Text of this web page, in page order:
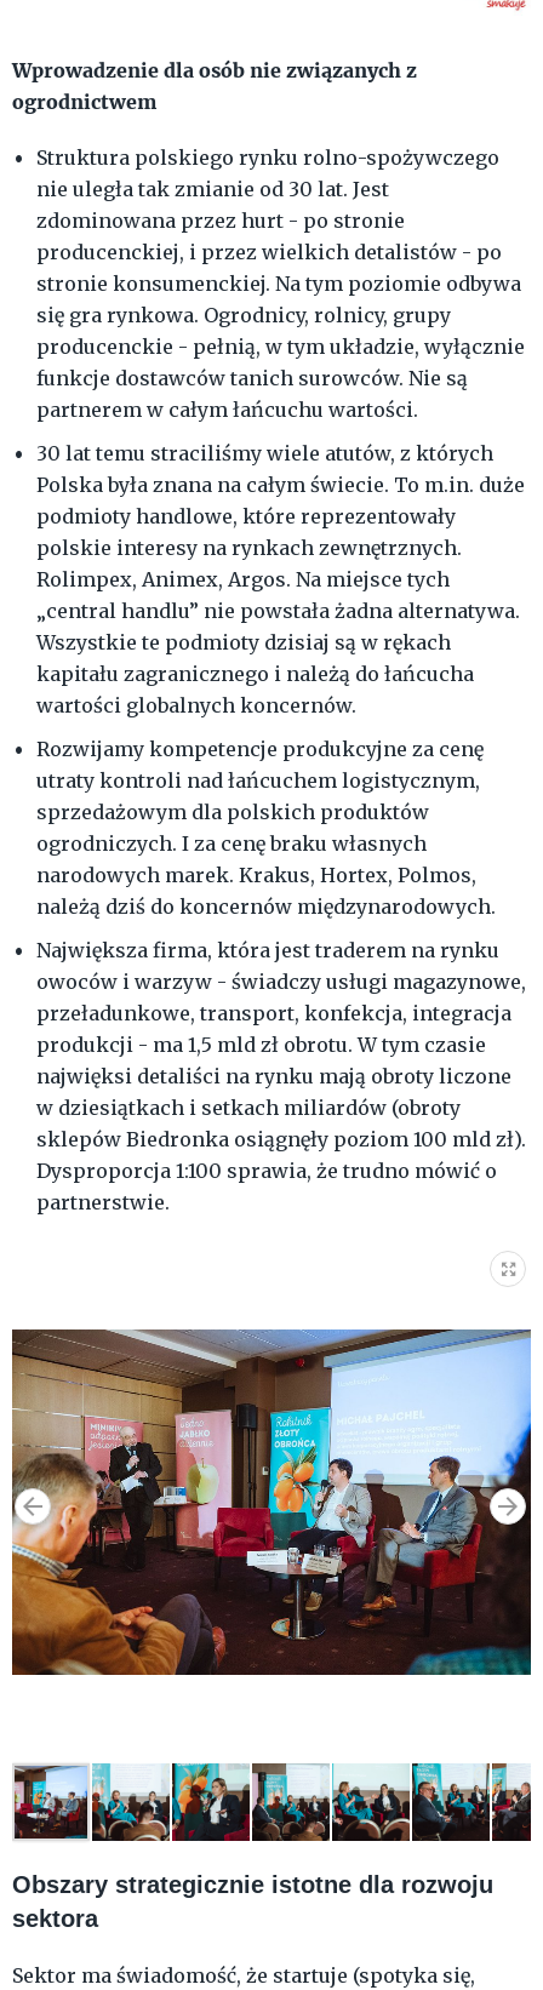
Wprowadzenie dla osób nie związanych z
ogrodnictwem
Struktura polskiego rynku rolno-spożywczego
nie uległa tak zmianie od 30 lat. Jest
zdominowana przez hurt - po stronie
producenckiej, i przez wielkich detalistów - po
stronie konsumenckiej. Na tym poziomie odbywa
się gra rynkowa. Ogrodnicy, rolnicy, grupy
producenckie - pełnią, w tym układzie, wyłącznie
funkcje dostawców tanich surowców. Nie są
partnerem w całym łańcuchu wartości.
30 lat temu straciliśmy wiele atutów, z których
Polska była znana na całym świecie. To m.in. duże
podmioty handlowe, które reprezentowały
polskie interesy na rynkach zewnętrznych.
Rolimpex, Animex, Argos. Na miejsce tych
„central handlu” nie powstała żadna alternatywa.
Wszystkie te podmioty dzisiaj są w rękach
kapitału zagranicznego i należą do łańcucha
wartości globalnych koncernów.
Rozwijamy kompetencje produkcyjne za cenę
utraty kontroli nad łańcuchem logistycznym,
sprzedażowym dla polskich produktów
ogrodniczych. I za cenę braku własnych
narodowych marek. Krakus, Hortex, Polmos,
należą dziś do koncernów międzynarodowych.
Największa firma, która jest traderem na rynku
owoców i warzyw - świadczy usługi magazynowe,
przeładunkowe, transport, konfekcja, integracja
produkcji - ma 1,5 mld zł obrotu. W tym czasie
najwięksi detaliści na rynku mają obroty liczone
w dziesiątkach i setkach miliardów (obroty
sklepów Biedronka osiągnęły poziom 100 mld zł).
Dysproporcja 1:100 sprawia, że trudno mówić o
partnerstwie.
Obszary strategicznie istotne dla rozwoju
sektora
Sektor ma świadomość, że startuje (spotyka się,